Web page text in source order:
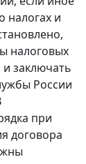
налогах и
налоговых
заключать
России
при
договора